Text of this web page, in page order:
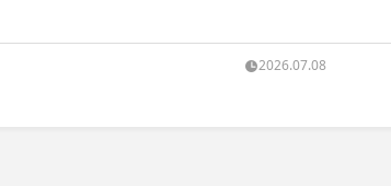
2026.07.08